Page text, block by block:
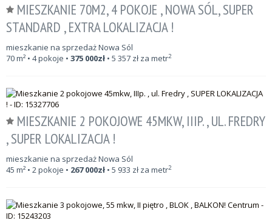
MIESZKANIE 70M2, 4 POKOJE , NOWA SÓL, SUPER
STANDARD , EXTRA LOKALIZACJA !
mieszkanie na sprzedaż Nowa Sól
70m² • 4 pokoje • 375 000zł • 5 357 zł za metr2
MIESZKANIE 2 POKOJOWE 45MKW, IIIP. , UL. FREDRY
, SUPER LOKALIZACJA !
mieszkanie na sprzedaż Nowa Sól
45 m² • 2 pokoje • 267 000zł • 5 933 zł za metr2